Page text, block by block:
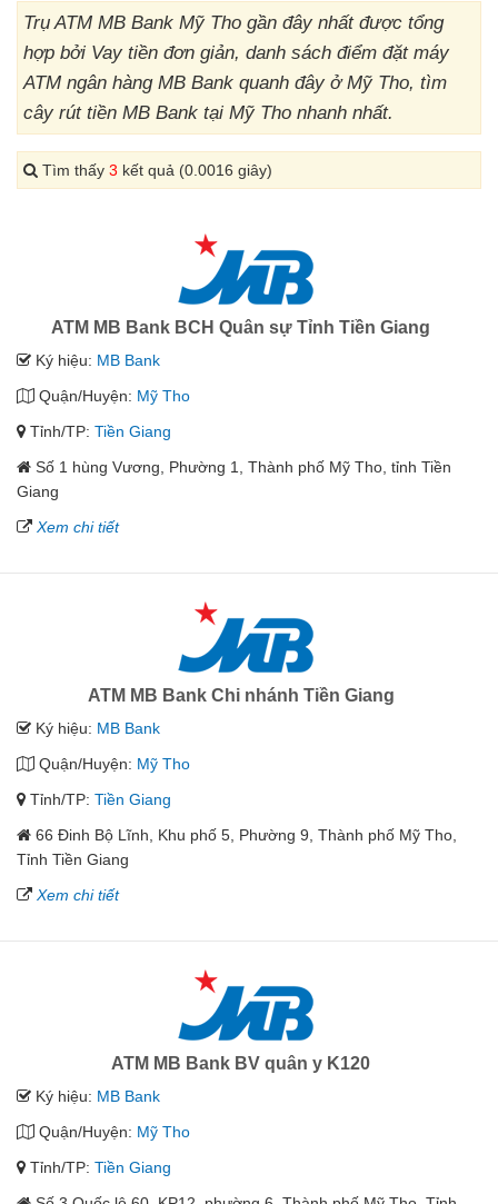
Trụ ATM MB Bank Mỹ Tho gần đây nhất được tổng
hợp bởi Vay tiền đơn giản, danh sách điểm đặt máy
ATM ngân hàng MB Bank quanh đây ở Mỹ Tho, tìm
cây rút tiền MB Bank tại Mỹ Tho nhanh nhất.
Tìm thấy 3 kết quả (0.0016 giây)
ATM MB Bank BCH Quân sự Tỉnh Tiền Giang
Ký hiệu: MB Bank
Quận/Huyện: Mỹ Tho
Tỉnh/TP: Tiền Giang
Số 1 hùng Vương, Phường 1, Thành phố Mỹ Tho, tỉnh Tiền
Giang
Xem chi tiết
ATM MB Bank Chi nhánh Tiền Giang
Ký hiệu: MB Bank
Quận/Huyện: Mỹ Tho
Tỉnh/TP: Tiền Giang
66 Đinh Bộ Lĩnh, Khu phố 5, Phường 9, Thành phố Mỹ Tho,
Tỉnh Tiền Giang
Xem chi tiết
ATM MB Bank BV quân y K120
Ký hiệu: MB Bank
Quận/Huyện: Mỹ Tho
Tỉnh/TP: Tiền Giang